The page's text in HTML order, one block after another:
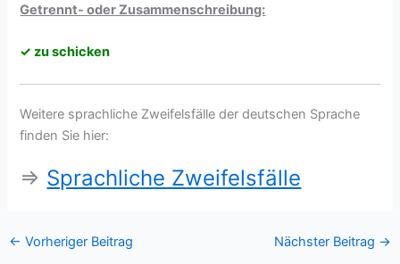
Getrennt- oder Zusammenschreibung:
✓ zu schicken
Weitere sprachliche Zweifelsfälle der deutschen Sprache
finden Sie hier:
⇒ Sprachliche Zweifelsfälle
← Vorheriger Beitrag Nächster Beitrag →